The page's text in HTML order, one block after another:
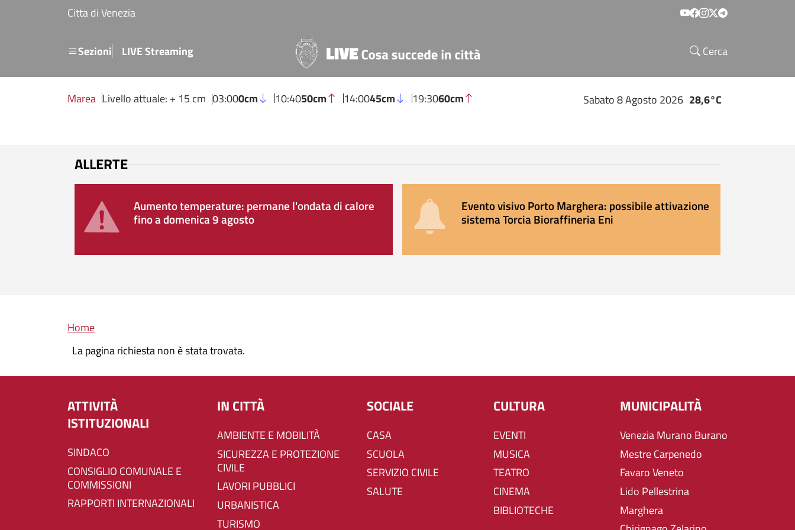
Salta al contenuto principale
Citta di Venezia Social menu
SezioniMenu secondario
LIVE Streaming Cerca
Marea Livello attuale: + 15 cm 03:000cm 10:4050cm 14:0045cm 19:3060cm Sabato 8 Agosto 2026 28,6°C
ALLERTE
Aumento temperature: permane l'ondata di calore
fino a domenica 9 agosto
Evento visivo Porto Marghera: possibile attivazione
sistema Torcia Bioraffineria Eni
Briciole di pane
Home
La pagina richiesta non è stata trovata.
ATTIVITÀ
ISTITUZIONALI
SINDACO
CONSIGLIO COMUNALE E
COMMISSIONI
RAPPORTI INTERNAZIONALI
IN CITTÀ
AMBIENTE E MOBILITÀ
SICUREZZA E PROTEZIONE
CIVILE
LAVORI PUBBLICI
URBANISTICA
TURISMO
SOCIALE
CASA
SCUOLA
SERVIZIO CIVILE
SALUTE
CULTURA
EVENTI
MUSICA
TEATRO
CINEMA
BIBLIOTECHE
MUNICIPALITÀ
Venezia Murano Burano
Mestre Carpenedo
Favaro Veneto
Lido Pellestrina
Marghera